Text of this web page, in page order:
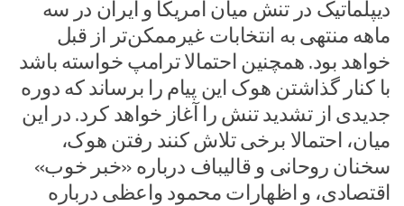
دیپلماتیک در تنش میان آمریکا و ایران در سه
ماهه منتهی به انتخابات غیرممکن‌تر از قبل
خواهد بود. همچنین احتمالا ترامپ خواسته باشد
با کنار گذاشتن هوک این پیام را برساند که دوره
جدیدی از تشدید تنش را آغاز خواهد کرد. در این
میان، احتمالا برخی تلاش کنند رفتن هوک،
سخنان روحانی و قالیباف درباره «خبر خوب»
اقتصادی، و اظهارات محمود واعظی درباره